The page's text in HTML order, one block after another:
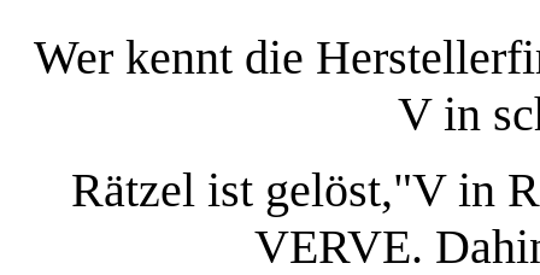
Wer kennt die
V in
Rätzel ist gelöst,"V in
VERVE.